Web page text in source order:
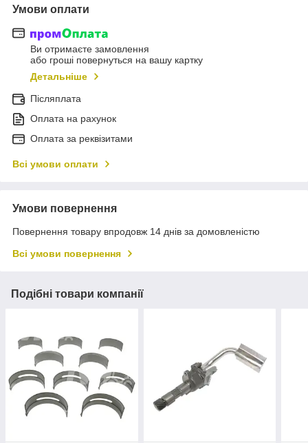
Умови оплати
Ви отримаєте замовлення
або гроші повернуться на вашу картку
Детальніше
Післяплата
Оплата на рахунок
Оплата за реквізитами
Всі умови оплати
Умови повернення
Повернення товару впродовж 14 днів за домовленістю
Всі умови повернення
Подібні товари компанії